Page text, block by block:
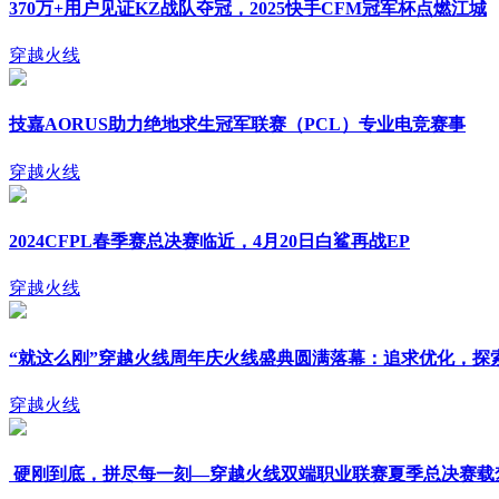
370万+用户见证KZ战队夺冠，2025快手CFM冠军杯点燃江城
穿越火线
技嘉AORUS助力绝地求生冠军联赛（PCL）专业电竞赛事
穿越火线
2024CFPL春季赛总决赛临近，4月20日白鲨再战EP
穿越火线
“就这么刚”穿越火线周年庆火线盛典圆满落幕：追求优化，探
穿越火线
硬刚到底，拼尽每一刻—穿越火线双端职业联赛夏季总决赛载